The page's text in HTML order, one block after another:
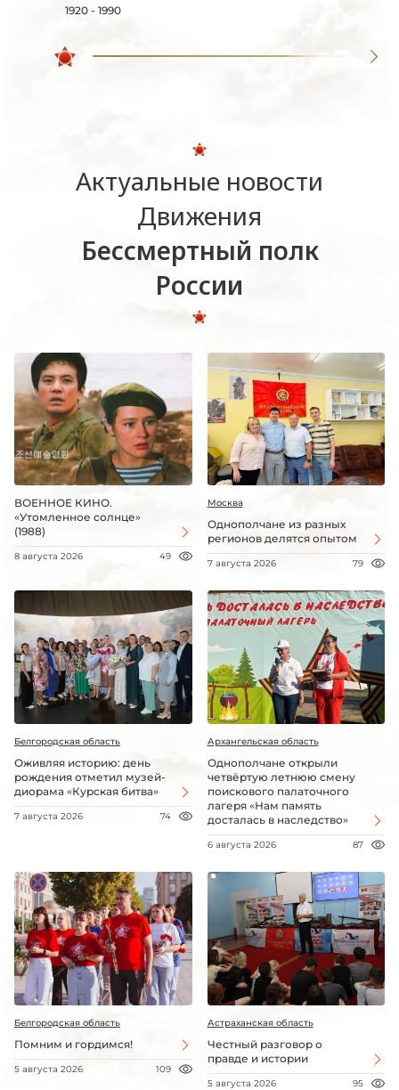
1920 - 1990
Актуальные новости
Движения
Бессмертный полк
России
ВОЕННОЕ КИНО.
«Утомленное солнце»
(1988)
8 августа 2026 49
Москва
Однополчане из разных
регионов делятся опытом
7 августа 2026 79
Белгородская область
Оживляя историю: день
рождения отметил музей-
диорама «Курская битва»
7 августа 2026 74
Архангельская область
Однополчане открыли
четвёртую летнюю смену
поискового палаточного
лагеря «Нам память
досталась в наследство»
6 августа 2026 87
Белгородская область
Помним и гордимся!
5 августа 2026 109
Астраханская область
Честный разговор о
правде и истории
5 августа 2026 95